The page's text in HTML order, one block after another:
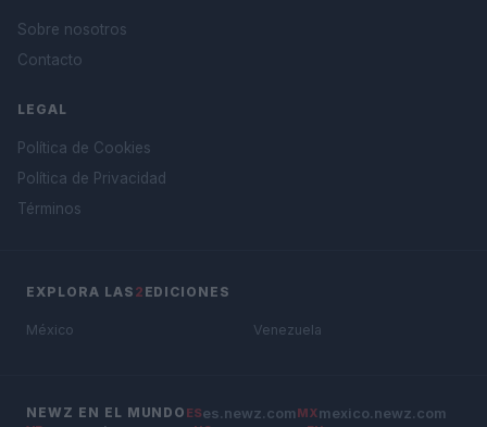
Sobre nosotros
Contacto
LEGAL
Política de Cookies
Política de Privacidad
Términos
EXPLORA LAS 2 EDICIONES
México Venezuela
NEWZ EN EL MUNDO ESes.newz.com MXmexico.newz.com